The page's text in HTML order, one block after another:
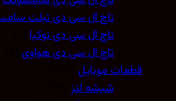
تاچ ال سی دی تبلت سامسونگ
تاچ ال سی دی نوکیا (1)
تاچ ال سی دی هواوی(4)
قطعات موبایل(573)
شیشه لنز(259)